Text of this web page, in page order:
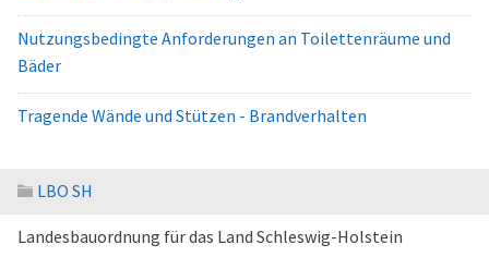
Nutzungsbedingte Anforderungen an Toilettenräume und
Bäder
Tragende Wände und Stützen - Brandverhalten
LBO SH
Landesbauordnung für das Land Schleswig-Holstein